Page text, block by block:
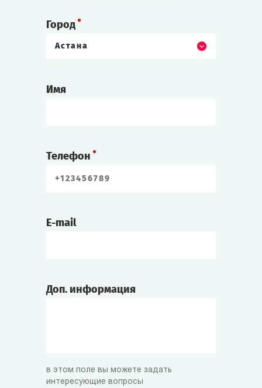
Город
Астана
Имя
Телефон
E-mail
Доп. информация
в этом поле вы можете задать
интересующие вопросы